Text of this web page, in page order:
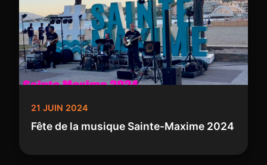
21 JUIN 2024
Fête de la musique Sainte-Maxime 2024